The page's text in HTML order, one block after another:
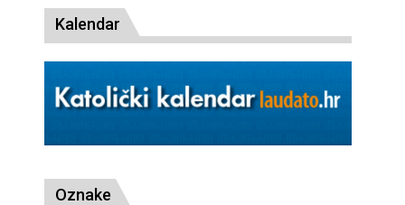
Kalendar
Oznake